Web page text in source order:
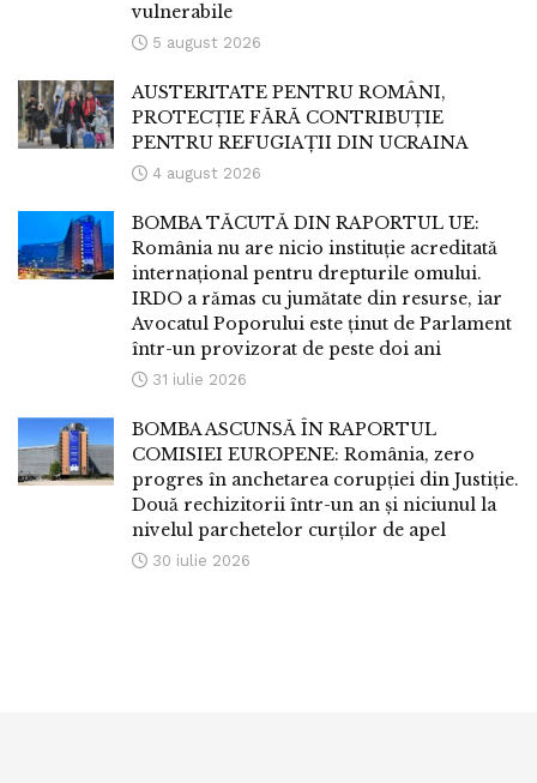
vulnerabile
5 august 2026
AUSTERITATE PENTRU ROMÂNI,
PROTECȚIE FĂRĂ CONTRIBUȚIE
PENTRU REFUGIAȚII DIN UCRAINA
4 august 2026
BOMBA TĂCUTĂ DIN RAPORTUL UE:
România nu are nicio instituție acreditată
internațional pentru drepturile omului.
IRDO a rămas cu jumătate din resurse, iar
Avocatul Poporului este ținut de Parlament
într-un provizorat de peste doi ani
31 iulie 2026
BOMBA ASCUNSĂ ÎN RAPORTUL
COMISIEI EUROPENE: România, zero
progres în anchetarea corupției din Justiție.
Două rechizitorii într-un an și niciunul la
nivelul parchetelor curților de apel
30 iulie 2026